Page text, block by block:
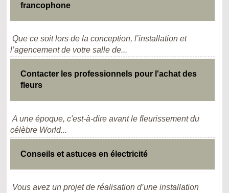
francophone
Que ce soit lors de la conception, l’installation et
l’agencement de votre salle de...
Contacter les professionnels pour l'achat des
fleurs
A une époque, c'est-à-dire avant le fleurissement du
célèbre World...
Conseils et astuces en électricité
Vous avez un projet de réalisation d’une installation